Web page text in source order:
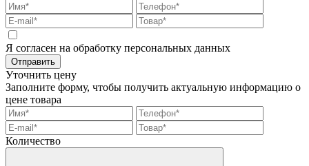
Я согласен на обработку персональных данных
Отправить
Уточнить цену
Заполните форму, чтобы получить актуальную информацию о
цене товара
Количество